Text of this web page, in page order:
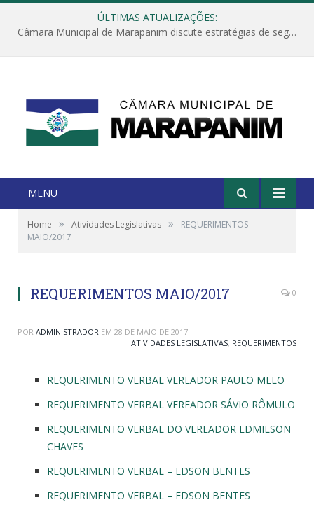
ÚLTIMAS ATUALIZAÇÕES:
Câmara Municipal de Marapanim discute estratégias de segurança com autoridades e poder executivo
MENU
Home » Atividades Legislativas »
REQUERIMENTOS
MAIO/2017
REQUERIMENTOS MAIO/2017 0
POR ADMINISTRADOR EM 28 DE MAIO DE 2017
ATIVIDADES LEGISLATIVAS, REQUERIMENTOS
REQUERIMENTO VERBAL VEREADOR PAULO MELO
REQUERIMENTO VERBAL VEREADOR SÁVIO RÔMULO
REQUERIMENTO VERBAL DO VEREADOR EDMILSON
CHAVES
REQUERIMENTO VERBAL – EDSON BENTES
REQUERIMENTO VERBAL – EDSON BENTES